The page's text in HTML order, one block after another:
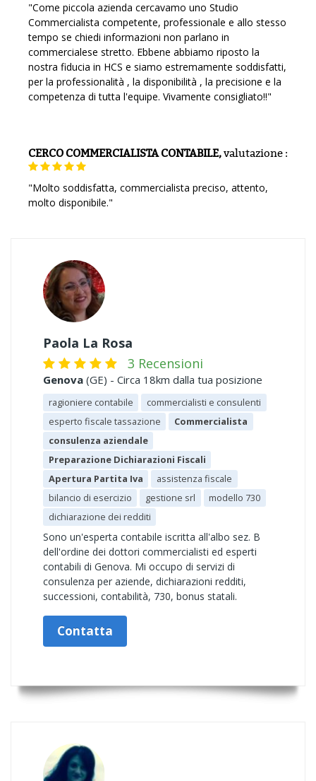
"Come piccola azienda cercavamo uno Studio
Commercialista competente, professionale e allo stesso
tempo se chiedi informazioni non parlano in
commercialese stretto. Ebbene abbiamo riposto la
nostra fiducia in HCS e siamo estremamente soddisfatti,
per la professionalità , la disponibilità , la precisione e la
competenza di tutta l'equipe. Vivamente consigliato!!"
CERCO COMMERCIALISTA CONTABILE,valutazione:
"Molto soddisfatta, commercialista preciso, attento,
molto disponibile."
Paola La Rosa
3 Recensioni
Genova (GE) - Circa 18km dalla tua posizione
ragioniere contabile
commercialisti e consulenti
esperto fiscale tassazione
Commercialista
consulenza aziendale
Preparazione Dichiarazioni Fiscali
Apertura Partita Iva
assistenza fiscale
bilancio di esercizio
gestione srl
modello 730
dichiarazione dei redditi
Sono un'esperta contabile iscritta all'albo sez. B
dell'ordine dei dottori commercialisti ed esperti
contabili di Genova. Mi occupo di servizi di
consulenza per aziende, dichiarazioni redditi,
successioni, contabilità, 730, bonus statali.
Contatta